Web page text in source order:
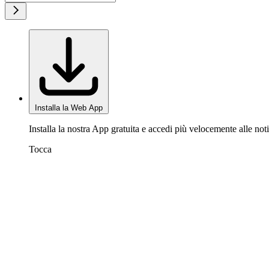
Installa la Web App
Installa la nostra App gratuita e accedi più velocemente alle
Tocca